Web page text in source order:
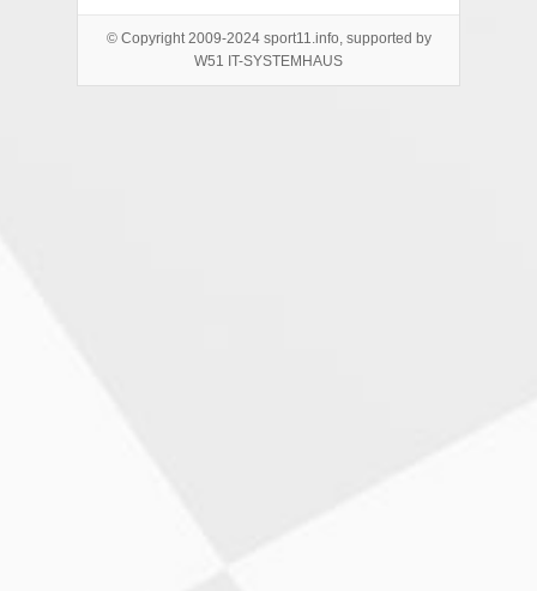
© Copyright 2009-2024 sport11.info, supported by
W51 IT-SYSTEMHAUS